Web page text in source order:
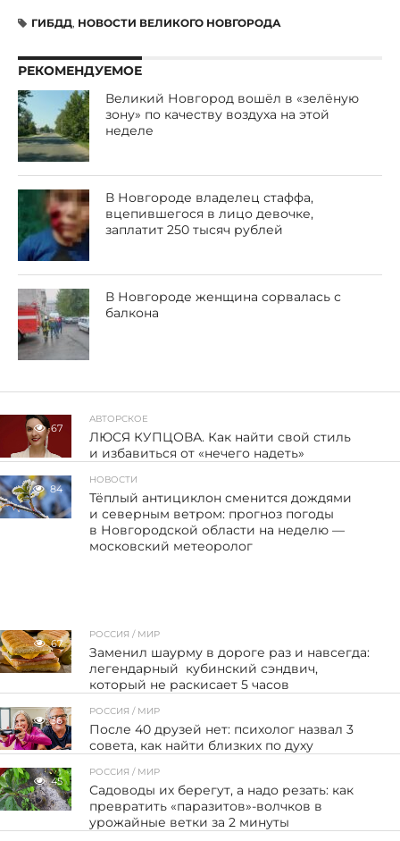
ГИБДД, НОВОСТИ ВЕЛИКОГО НОВГОРОДА
РЕКОМЕНДУЕМОЕ
Великий Новгород вошёл в «зелёную
зону» по качеству воздуха на этой
неделе
В Новгороде владелец стаффа,
вцепившегося в лицо девочке,
заплатит 250 тысяч рублей
В Новгороде женщина сорвалась с
балкона
67
АВТОРСКОЕ
ЛЮСЯ КУПЦОВА. Как найти свой стиль
и избавиться от «нечего надеть»
84
НОВОСТИ
Тёплый антициклон сменится дождями
и северным ветром: прогноз погоды
в Новгородской области на неделю —
московский метеоролог
67
РОССИЯ / МИР
Заменил шаурму в дороге раз и навсегда:
легендарный кубинский сэндвич,
который не раскисает 5 часов
36
РОССИЯ / МИР
После 40 друзей нет: психолог назвал 3
совета, как найти близких по духу
45
РОССИЯ / МИР
Садоводы их берегут, а надо резать: как
превратить «паразитов»-волчков в
урожайные ветки за 2 минуты